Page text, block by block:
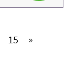
15 (aktiv)
»